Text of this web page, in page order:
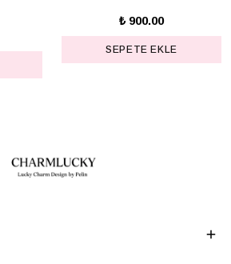
₺ 900.00
SEPETE EKLE